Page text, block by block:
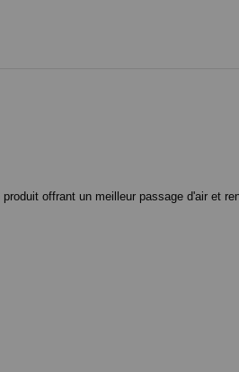
offrant un meilleur passage d'air et